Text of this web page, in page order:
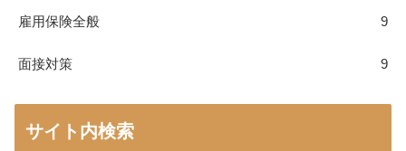
雇用保険全般 9
面接対策 9
サイト内検索